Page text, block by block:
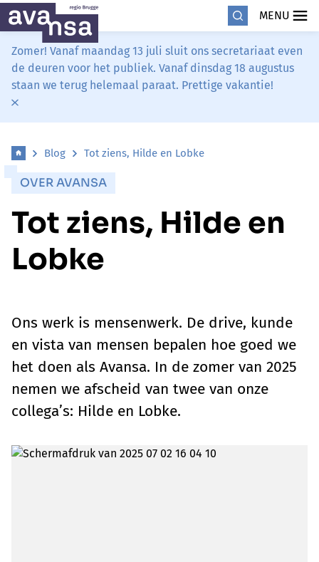
MENU
Zomer! Vanaf maandag 13 juli sluit ons secretariaat even
de deuren voor het publiek. Vanaf dinsdag 18 augustus
staan we terug helemaal paraat. Prettige vakantie!
Blog Tot ziens, Hilde en Lobke
OVER AVANSA
Tot ziens, Hilde en
Lobke
Ons werk is mensenwerk. De drive, kunde
en vista van mensen bepalen hoe goed we
het doen als Avansa. In de zomer van 2025
nemen we afscheid van twee van onze
collega’s: Hilde en Lobke.